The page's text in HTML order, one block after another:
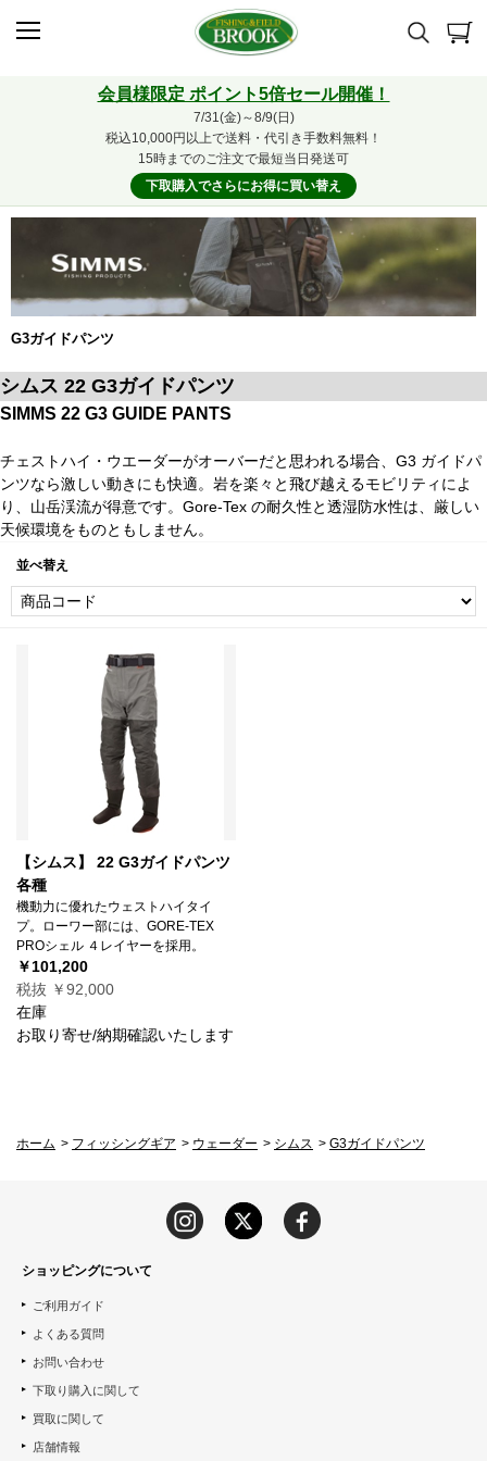
会員様限定 ポイント5倍セール開催！
7/31(金)～8/9(日)
税込10,000円以上で送料・代引き手数料無料！
15時までのご注文で最短当日発送可
下取購入でさらにお得に買い替え
G3ガイドパンツ
シムス 22 G3ガイドパンツ
SIMMS 22 G3 GUIDE PANTS
チェストハイ・ウエーダーがオーバーだと思われる場合、G3 ガイドパ
ンツなら激しい動きにも快適。岩を楽々と飛び越えるモビリティによ
り、山岳渓流が得意です。Gore-Tex の耐久性と透湿防水性は、厳しい
天候環境をものともしません。
並べ替え
【シムス】 22 G3ガイドパンツ
各種
機動力に優れたウェストハイタイ
プ。ローワー部には、GORE-TEX
PROシェル ４レイヤーを採用。
￥101,200
税抜 ￥92,000
在庫
お取り寄せ/納期確認いたします
ホーム > フィッシングギア > ウェーダー > シムス > G3ガイドパンツ
ショッピングについて
ご利用ガイド
よくある質問
お問い合わせ
下取り購入に関して
買取に関して
店舗情報